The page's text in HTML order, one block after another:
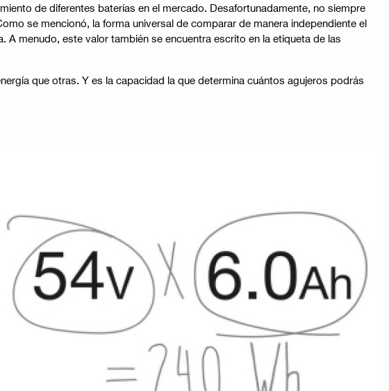
de diferentes baterías en el mercado. Desafortunadamente, no siempre
se mencionó, la forma universal de comparar de manera independiente el
menudo, este valor también se encuentra escrito en la etiqueta de las
que otras. Y es la capacidad la que determina cuántos agujeros podrás